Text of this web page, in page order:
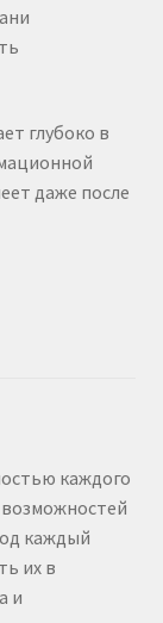
глубоко в
даже после
каждого
возможностей
каждый
их в
и